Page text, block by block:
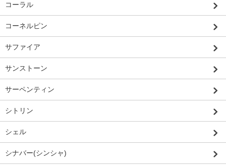
コーラル
コーネルピン
サファイア
サンストーン
サーペンティン
シトリン
シェル
シナバー(シンシャ)